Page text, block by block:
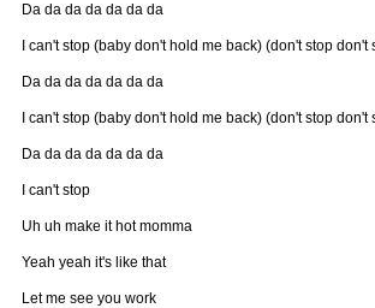
Da da da da da da da
I can't stop (baby don't hold me back) (don't stop don't
Da da da da da da da
I can't stop (baby don't hold me back) (don't stop don't
Da da da da da da da
I can't stop
Uh uh make it hot momma
Yeah yeah it's like that
Let me see you work